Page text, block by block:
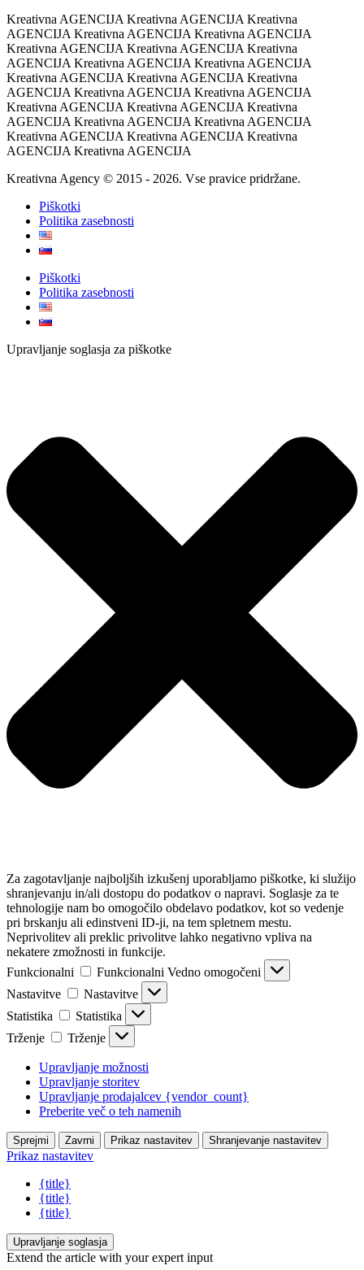
Kreativna AGENCIJA Kreativna AGENCIJA Kreativna
AGENCIJA Kreativna AGENCIJA Kreativna AGENCIJA
Kreativna AGENCIJA Kreativna AGENCIJA Kreativna
AGENCIJA Kreativna AGENCIJA Kreativna AGENCIJA
Kreativna AGENCIJA Kreativna AGENCIJA Kreativna
AGENCIJA Kreativna AGENCIJA Kreativna AGENCIJA
Kreativna AGENCIJA Kreativna AGENCIJA Kreativna
AGENCIJA Kreativna AGENCIJA Kreativna AGENCIJA
Kreativna AGENCIJA Kreativna AGENCIJA Kreativna
AGENCIJA Kreativna AGENCIJA
Kreativna Agency © 2015 - 2026. Vse pravice pridržane.
Piškotki
Politika zasebnosti
Piškotki
Politika zasebnosti
Upravljanje soglasja za piškotke
Za zagotavljanje najboljših izkušenj uporabljamo piškotke, ki služijo
shranjevanju in/ali dostopu do podatkov o napravi. Soglasje za te
tehnologije nam bo omogočilo obdelavo podatkov, kot so vedenje
pri brskanju ali edinstveni ID-ji, na tem spletnem mestu.
Neprivolitev ali preklic privolitve lahko negativno vpliva na
nekatere zmožnosti in funkcije.
Funkcionalni
Funkcionalni Vedno omogočeni
Nastavitve
Nastavitve
Statistika
Statistika
Trženje
Trženje
Upravljanje možnosti
Upravljanje storitev
Upravljanje prodajalcev {vendor_count}
Preberite več o teh namenih
Sprejmi Zavrni Prikaz nastavitev Shranjevanje nastavitev
Prikaz nastavitev
{title}
{title}
{title}
Upravljanje soglasja
Extend the article with your expert input